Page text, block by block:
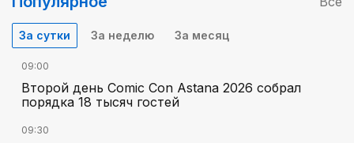
За сутки За неделю За месяц
09:00
Второй день Comic Con Astana 2026 собрал
порядка 18 тысяч гостей
09:30